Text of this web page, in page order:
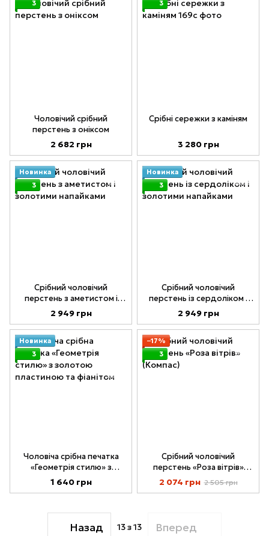
3
Чоловічий срібний
перстень з оніксом
2 682 грн
3
Срібні сережки з каміням
3 280 грн
Новинка
3
Срібний чоловічий
перстень з аметистом і
золотими напайками
2 949 грн
Новинка
3
Срібний чоловічий
перстень із сердоліком і
золотими напайками
2 949 грн
Новинка
3
Чоловіча срібна печатка
«Геометрія стилю» з
золотою пластиною та
фіанітом
1 640 грн
−17%
3
Срібний чоловічий
перстень «Роза вітрів»
(Компас)
2 074 грн 2 505 грн
Назад 13з 13 Вперед